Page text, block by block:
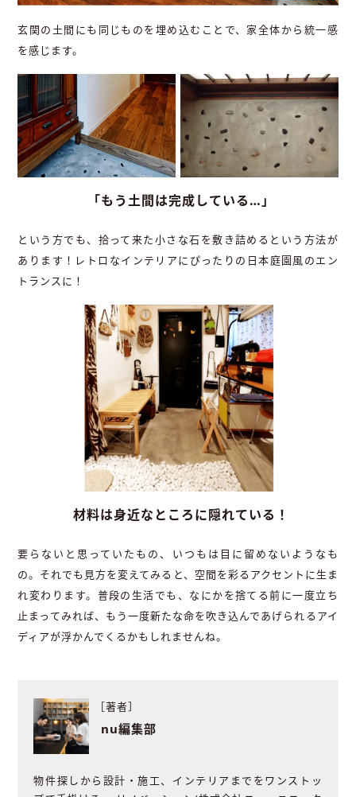
玄関の土間にも同じものを埋め込むことで、家全体から統一感
を感じます。
「もう土間は完成している…」
という方でも、拾って来た小さな石を敷き詰めるという方法が
あります！レトロなインテリアにぴったりの日本庭園風のエン
トランスに！
材料は身近なところに隠れている！
要らないと思っていたもの、いつもは目に留めないようなも
の。それでも見方を変えてみると、空間を彩るアクセントに生ま
れ変わります。普段の生活でも、なにかを捨てる前に一度立ち
止まってみれば、もう一度新たな命を吹き込んであげられるアイ
ディアが浮かんでくるかもしれませんね。
［著者］
nu編集部
物件探しから設計・施工、インテリアまでをワンストッ